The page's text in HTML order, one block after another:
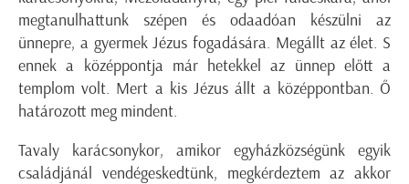
megtanulhattunk szépen és odaadóan készülni az
ünnepre, a gyermek Jézus fogadására. Megállt az élet. S
ennek a középpontja már hetekkel az ünnep előtt a
templom volt. Mert a kis Jézus állt a középpontban. Ő
határozott meg mindent.
Tavaly karácsonykor, amikor egyházközségünk egyik
családjánál vendégeskedtünk, megkérdeztem az akkor